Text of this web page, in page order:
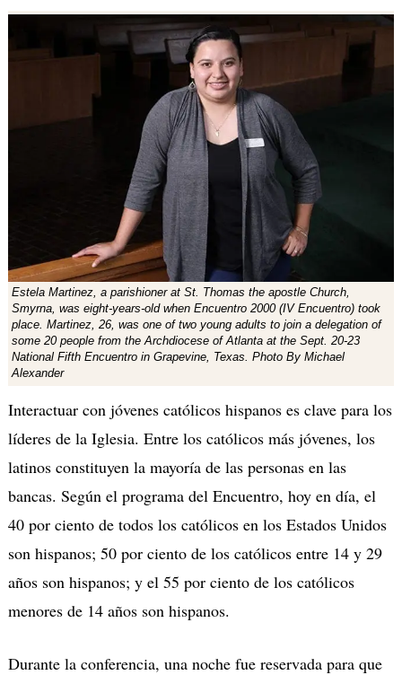
Estela Martinez, a parishioner at St. Thomas the apostle Church,
Smyrna, was eight-years-old when Encuentro 2000 (IV Encuentro) took
place. Martinez, 26, was one of two young adults to join a delegation of
some 20 people from the Archdiocese of Atlanta at the Sept. 20-23
National Fifth Encuentro in Grapevine, Texas. Photo By Michael
Alexander
Interactuar con jóvenes católicos hispanos es clave para los
líderes de la Iglesia. Entre los católicos más jóvenes, los
latinos constituyen la mayoría de las personas en las
bancas. Según el programa del Encuentro, hoy en día, el
40 por ciento de todos los católicos en los Estados Unidos
son hispanos; 50 por ciento de los católicos entre 14 y 29
años son hispanos; y el 55 por ciento de los católicos
menores de 14 años son hispanos.
Durante la conferencia, una noche fue reservada para que